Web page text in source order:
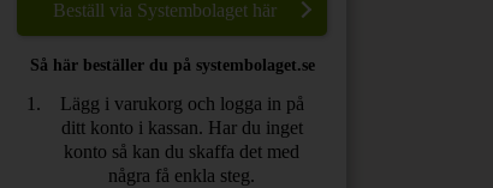
Beställ via Systembolaget här
Så här beställer du på systembolaget.se
Lägg i varukorg och logga in på
ditt konto i kassan. Har du inget
konto så kan du skaffa det med
några få enkla steg.